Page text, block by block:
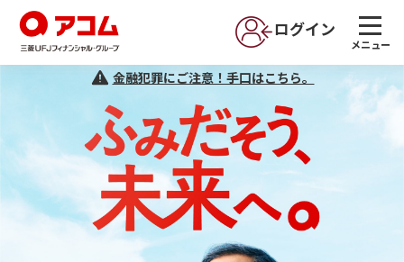
ログイン
メニュー
金融犯罪にご注意！手口はこちら。